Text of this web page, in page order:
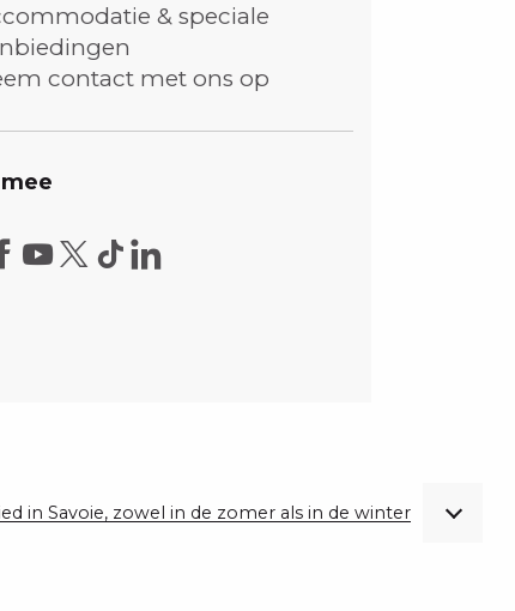
& speciale
contact met ons op
in Savoie, zowel in de zomer als in de winter